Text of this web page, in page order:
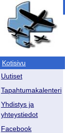
Kotisivu
Uutiset
Tapahtumakalenteri
Yhdistys ja
yhteystiedot
Facebook